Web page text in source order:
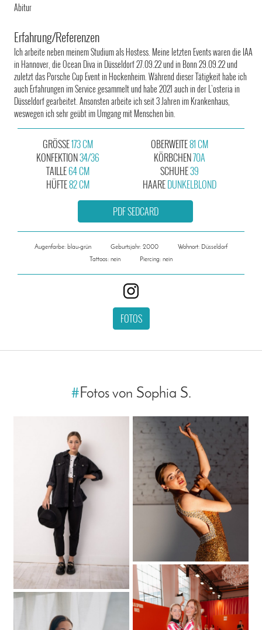
Abitur
Erfahrung/Referenzen
Ich arbeite neben meinem Studium als Hostess. Meine letzten Events waren die IAA
in Hannover, die Ocean Diva in Düsseldorf 27.09.22 und in Bonn 29.09.22 und
zuletzt das Porsche Cup Event in Hockenheim. Während dieser Tätigkeit habe ich
auch Erfahrungen im Service gesammelt und habe 2021 auch in der L`osteria in
Düsseldorf gearbeitet. Ansonsten arbeite ich seit 3 Jahren im Krankenhaus,
weswegen ich sehr geübt im Umgang mit Menschen bin.
GRÖSSE173 CM
KONFEKTION34/36
OBERWEITE81 CM
KÖRBCHEN70A
TAILLE64 CM
HÜFTE82 CM
SCHUHE39
HAAREDUNKELBLOND
PDF SEDCARD
Augenfarbe: blau-grün Geburtsjahr: 2000
Wohnort: Düsseldorf
Tattoos: nein
Piercing: nein
FOTOS
#Fotos von Sophia S.